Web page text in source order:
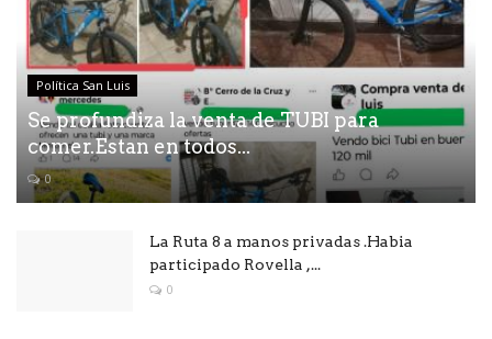
Política San Luis
Se profundiza la venta de TUBI para
comer.Estan en todos...
0
La Ruta 8 a manos privadas .Habia
participado Rovella ,...
0